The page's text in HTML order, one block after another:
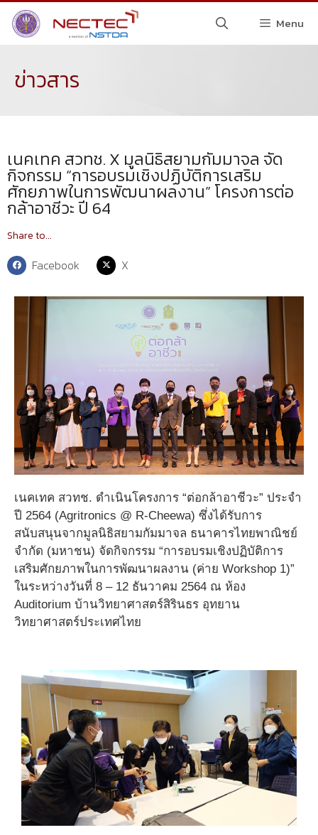
Menu
ข่าวสาร
เนคเทค สวทช. X มูลนิธิสยามกัมมาจล จัด
กิจกรรม “การอบรมเชิงปฏิบัติการเสริม
ศักยภาพในการพัฒนาผลงาน” โครงการต่อ
กล้าอาชีวะ ปี 64
Share to...
Facebook X
เนคเทค สวทช. ดำเนินโครงการ “ต่อกล้าอาชีวะ” ประจำ
ปี 2564 (Agritronics @ R-Cheewa) ซึ่งได้รับการ
สนับสนุนจากมูลนิธิสยามกัมมาจล ธนาคารไทยพาณิชย์
จำกัด (มหาชน) จัดกิจกรรม “การอบรมเชิงปฏิบัติการ
เสริมศักยภาพในการพัฒนาผลงาน (ค่าย Workshop 1)”
ในระหว่างวันที่ 8 – 12 ธันวาคม 2564 ณ ห้อง
Auditorium บ้านวิทยาศาสตร์สิรินธร อุทยาน
วิทยาศาสตร์ประเทศไทย